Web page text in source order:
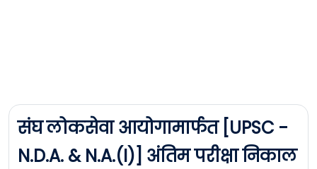
संघ लोकसेवा आयोगामार्फत [UPSC -
N.D.A. & N.A.(I)] अंतिम परीक्षा निकाल